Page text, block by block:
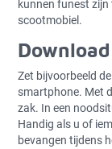
kunnen funest
scootmobiel.
Zet bijvoorbeeld
smartphone. Met
zak. In een
Handig als u of
bevangen tijdens